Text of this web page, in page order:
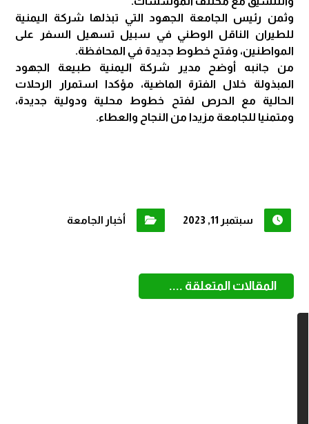
وثمن رئيس الجامعة الجهود التي تبذلها شركة اليمنية
للطيران الناقل الوطني في سبيل تسهيل السفر على
المواطنين، وفتح خطوط جديدة في المحافظة.
من جانبه أوضح مدير شركة اليمنية طبيعة الجهود
المبذولة خلال الفترة الماضية، مؤكدا استمرار الرحلات
الحالية مع الحرص لفتح خطوط محلية ودولية جديدة،
ومتمنيا للجامعة مزيدا من النجاح والعطاء.
سبتمبر 11, 2023 أخبار الجامعة
المقالات المتعلقة ....